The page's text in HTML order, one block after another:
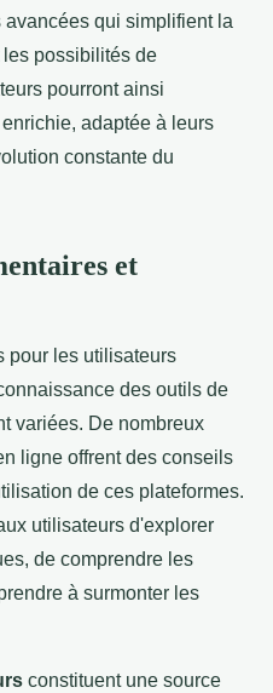
qui simplifient la
possibilités de
pourront ainsi
adaptée à leurs
constante du
et
pour les utilisateurs
des outils de
variées. De nombreux
ligne offrent des conseils
de ces plateformes.
utilisateurs d'explorer
de comprendre les
à surmonter les
constituent une source